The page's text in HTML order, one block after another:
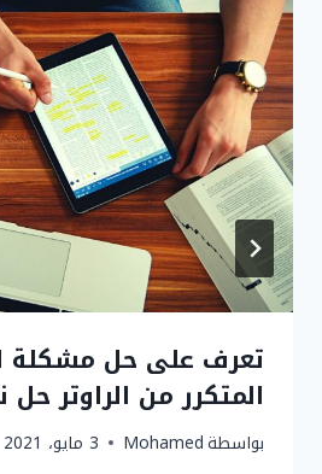
تعرف على حل مشكلة
المتكرر من الراوتر
بواسطةMohamed 3 مايو، 2021